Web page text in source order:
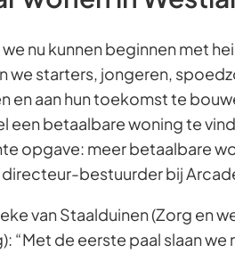
nu kunnen beginnen met
we starters, jongeren,
en aan hun toekomst te
een betaalbare woning te
opgave: meer betaalbare
bestuurder bij
van Staalduinen (Zorg en
“Met de eerste paal slaan